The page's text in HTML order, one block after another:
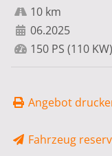
10 km
06.2025
150 PS (110 KW)
Angebot
Fahrzeug